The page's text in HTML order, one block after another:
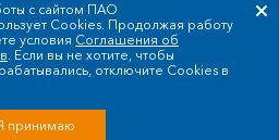
в отношении
с сайтом ПАО
Cookies. Продолжая работу
условия Соглашения об
. Если вы не хотите, чтобы
отключите Cookies в
принимаю